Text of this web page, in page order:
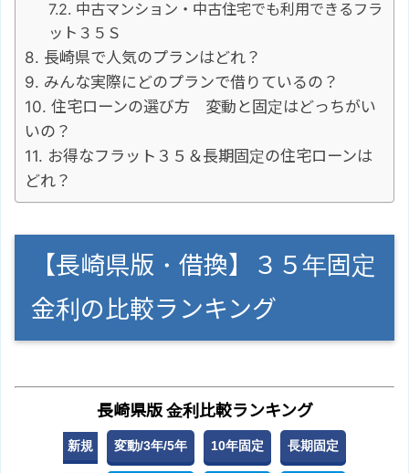
中古マンション・中古住宅でも利用できるフラ
ット３５Ｓ
長崎県で人気のプランはどれ？
みんな実際にどのプランで借りているの？
住宅ローンの選び方 変動と固定はどっちがい
いの？
お得なフラット３５＆長期固定の住宅ローンは
どれ？
【長崎県版・借換】３５年固定
金利の比較ランキング
長崎県版 金利比較ランキング
新規 変動/3年/5年 10年固定 長期固定